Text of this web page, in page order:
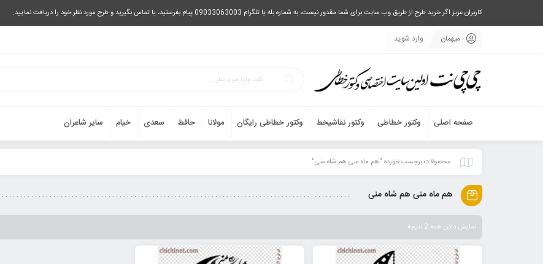
کاربران عزیز اگر خرید طرح از طریق وب سایت برای شما مقدور نیست، به شماره بله یا تلگرام 09033063003 پیام بفرستید، یا تماس بگیرید و طرح مورد نظر خود را دریافت نمایید.
میهمان وارد شوید
صفحه اصلی وکتور خطاطی وکتور نقاشیخط وکتور خطاطی رایگان مولانا حافظ سعدی خیام سایر شاعران
محصولات برچسب خورده “هم ماه منی هم شاه منی”
هم ماه منی هم شاه منی
نمایش دادن همه 2 نتیجه